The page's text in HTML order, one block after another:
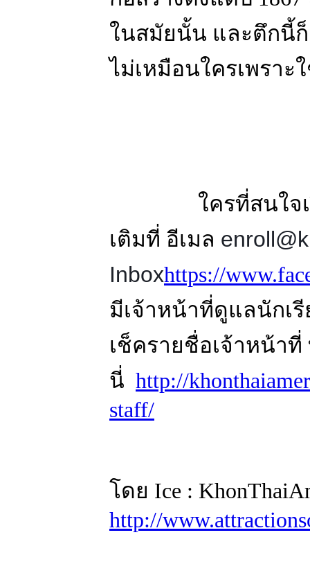
ในสมัยนั้น และตึกนี้
ไม่เหมือนใครเพรา
ใครที่สนใจเรีย
เติมที่ อีเมล
Inboxhttps://
มีเจ้าหน้าที่ดูแลนักเ
เช็ครายชื่อเจ้าหน้าที่
นี่ http://
staff/
โดย Ice :
http://